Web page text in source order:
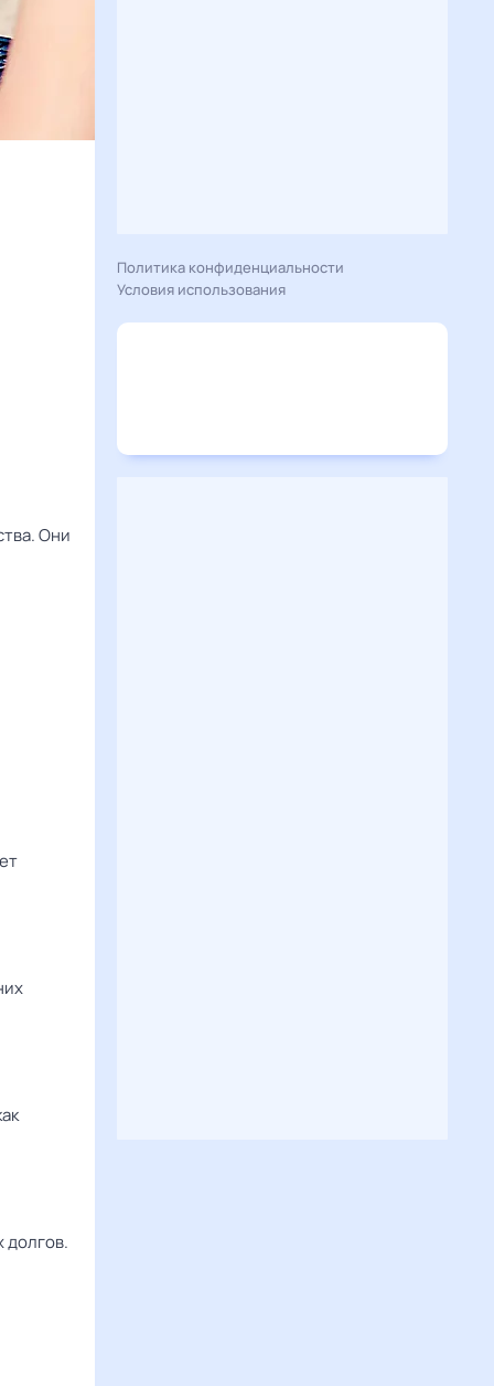
Они
долгов.
Политика конфиденциальности
Условия использования